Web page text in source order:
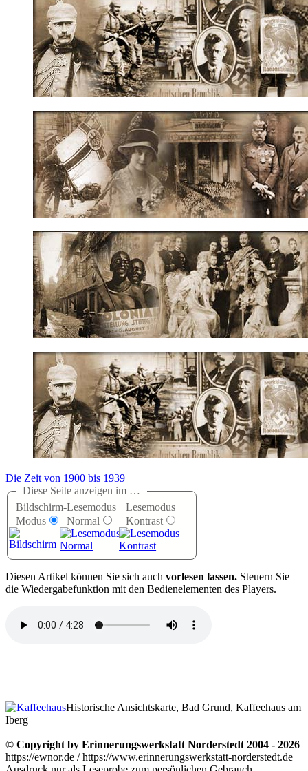
Die Zeit von 1900 bis 1939
Diese Seite anzeigen im …
Bildschirm-
Modus
Lesemodus
Normal
Lesemodus
Kontrast
Diesen Artikel können Sie sich auch vorlesen lassen. Steuern Sie
die Wiedergabefunktion mit den Bedienelementen des Players.
Historische Ansichtskarte, Bad Grund, Kaffeehaus am
Iberg
© Copyright by Erinnerungswerkstatt Norderstedt 2004 - 2026
https://ewnor.de / https://www.erinnerungswerkstatt-norderstedt.de